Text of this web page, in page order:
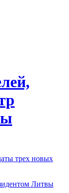
трех новых
Литвы